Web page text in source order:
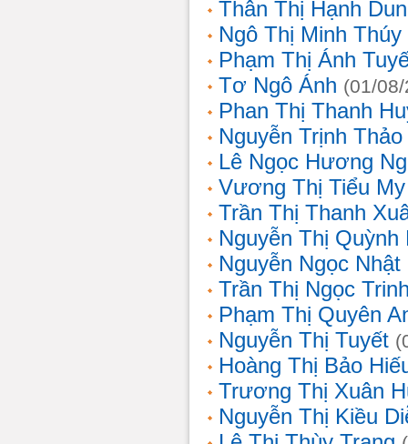
Thân Thị Hạnh
Ngô Thị Minh Thúy
Phạm Thị Ánh
Tơ Ngô Ánh (01/
Phan Thị Thanh
Nguyễn Trịnh
Lê Ngọc Hương
Vương Thị Tiểu My
Trần Thị Thanh
Nguyễn Thị Quỳnh
Nguyễn Ngọc Nhật
Trần Thị Ngọc
Phạm Thị Quyên
Nguyễn Thị Tuyết
Hoàng Thị Bảo
Trương Thị Xuân
Nguyễn Thị Kiều